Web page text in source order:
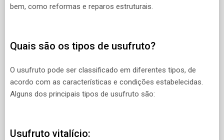
bem, como reformas e reparos estruturais.
Quais são os tipos de usufruto?
O usufruto pode ser classificado em diferentes tipos, de
acordo com as características e condições estabelecidas.
Alguns dos principais tipos de usufruto são:
Usufruto vitalício: